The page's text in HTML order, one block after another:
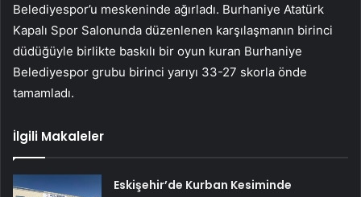
Belediyespor’u meskeninde ağırladı. Burhaniye Atatürk
Kapalı Spor Salonunda düzenlenen karşılaşmanın birinci
düdüğüyle birlikte baskılı bir oyun kuran Burhaniye
Belediyespor grubu birinci yarıyı 33-27 skorla önde
tamamladı.
İlgili Makaleler
Eskişehir’de Kurban Kesiminde